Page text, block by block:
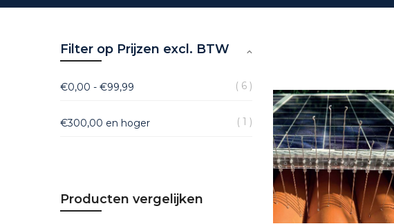
Filter op Prijzen excl. BTW
€0,00 - €99,99 6
€300,00 en hoger 1
Producten vergelijken